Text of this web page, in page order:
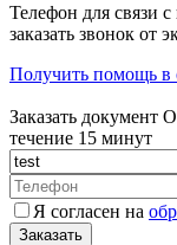
Телефон для связи
заказать звонок от
Получить помощь в
Заказать документ
течение 15 минут
Я согласен на